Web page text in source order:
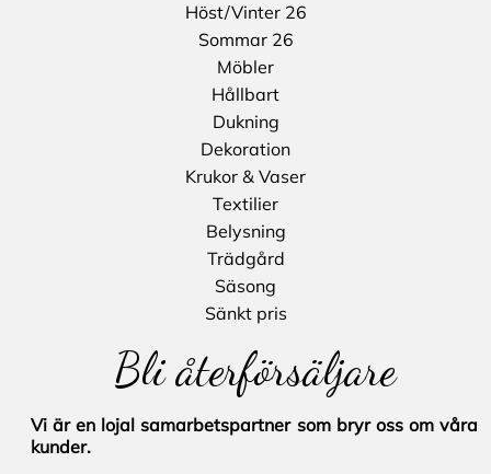
Höst/Vinter 26
Sommar 26
Möbler
Hållbart
Dukning
Dekoration
Krukor & Vaser
Textilier
Belysning
Trädgård
Säsong
Sänkt pris
Bli återförsäljare
Vi är en lojal samarbetspartner som bryr oss om våra
kunder.